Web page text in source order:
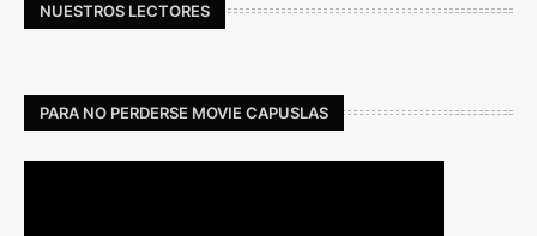
NUESTROS LECTORES
PARA NO PERDERSE MOVIE CAPUSLAS